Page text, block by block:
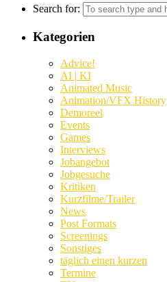
Search for:
Kategorien
Advice!
AI | KI
Animated Music
Animation/VFX History
Demoreel
Events
Games
Interviews
Jobangebot
Jobgesuche
Kritiken
Kurzfilme/Trailer
News
Post Formats
Screenings
Sonstiges
täglich einen kurzen
Termine